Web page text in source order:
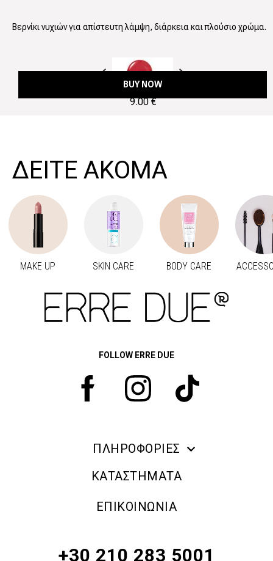
Βερνίκι νυχιών για απίστευτη λάμψη, διάρκεια και πλούσιο χρώμα.
9.00 €
BUY NOW
ΔΕΙΤΕ ΑΚΟΜΑ
MAKE UP SKIN CARE BODY CARE
FOLLOW ERRE DUE
ΠΛΗΡΟΦΟΡΙΕΣ
ERRE DUE MAKE UP
ΠΟΛΙΤΙΚΗ ΕΠΙΣΤΡΟΦΗΣ ΠΡΟΪΟΝΤΩΝ
ΚΑΤΑΣΤΗΜΑΤΑ
ΕΠΙΚΟΙΝΩΝΙΑ
+30 210 283 5001